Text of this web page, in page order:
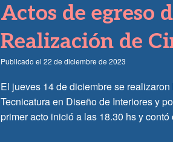
Actos de egreso
Realización de
Publicado el22 de diciembre de 2023
El jueves 14 de diciembre se
Tecnicatura en Diseño de Interiores y
primer acto inició a las 18.30 hs y